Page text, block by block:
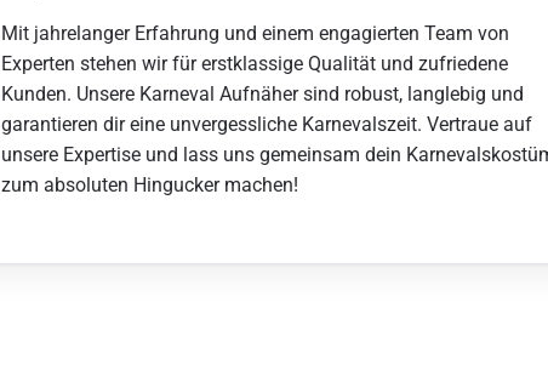
Mit jahrelanger Erfahrung und einem engagierten Team von
Experten stehen wir für erstklassige Qualität und zufriedene
Kunden. Unsere Karneval Aufnäher sind robust, langlebig und
garantieren dir eine unvergessliche Karnevalszeit. Vertraue auf
unsere Expertise und lass uns gemeinsam dein
zum absoluten Hingucker machen!